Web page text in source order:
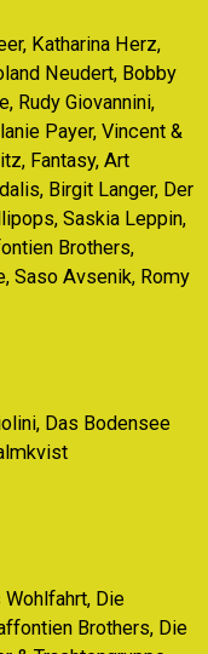
Katharina Herz,
Neudert, Bobby
Rudy Giovannini,
Payer, Vincent &
Fantasy, Art
Birgit Langer, Der
Saskia Leppin,
Brothers,
Saso Avsenik, Romy
Das Bodensee
Die
Brothers, Die